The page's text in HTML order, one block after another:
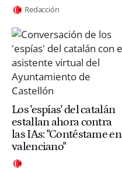
Redacción
Los 'espías' del catalán
estallan ahora contra
las IAs: "Contéstame en
valenciano"